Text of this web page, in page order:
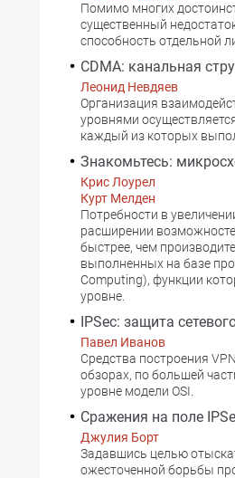
Помимо многих
существенный
способность отдельной
CDMA: канальная
Леонид Невдяев
Организация
уровнями
каждый из которых
Знакомьтесь:
Крис Лоурел
Курт Мелден
Потребности в
расширении
быстрее, чем
выполненных на базе
Computing), функции
уровне.
IPSec: защита
Павел Иванов
Средства построения
обзорах, по большей
уровне модели OSI.
Сражения на поле
Джулия Борт
Задавшись целью
ожесточенной борьбы